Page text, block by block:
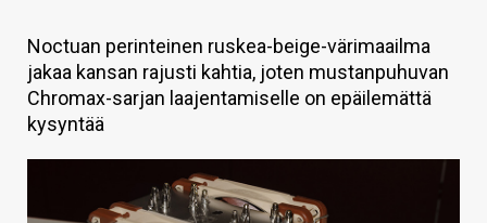
KAUPPA
VAIHDA TEEMA
Noctuan perinteinen ruskea-beige-värimaailma
jakaa kansan rajusti kahtia, joten mustanpuhuvan
Chromax-sarjan laajentamiselle on epäilemättä
kysyntää